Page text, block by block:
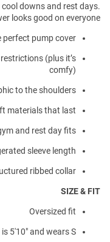
downs and rest days.
looks good on everyone.
perfect pump cover
(plus it’s
comfy)
to the shoulders
materials that last
and rest day fits
sleeve length
ribbed collar
SIZE & FIT
Oversized fit
is 5'10" and wears S